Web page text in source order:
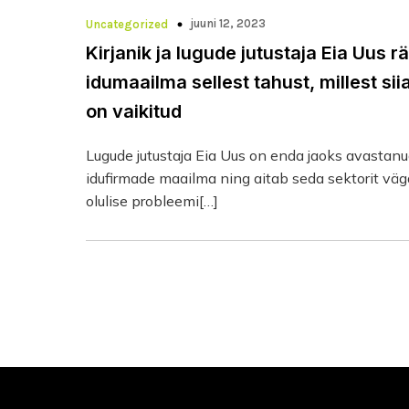
Uncategorized juuni 12, 2023
Kirjanik ja lugude jutustaja Eia Uus
idumaailma sellest tahust, millest
on vaikitud
Lugude jutustaja Eia Uus on enda jaoks
idufirmade maailma ning aitab seda sektorit
olulise probleemi[…]